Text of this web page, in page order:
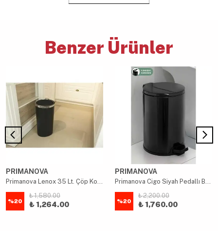
Benzer Ürünler
PRIMANOVA
Primanova Lenox 35 Lt. Çöp Kovası Siyah
%20
₺ 1,580.00
₺ 1,264.00
PRIMANOVA
Primanova Cigo Siyah Pedallı Banyo Mutfak Ofis Çöp Kovası 12 Lt
%20
₺ 2,200.00
₺ 1,760.00